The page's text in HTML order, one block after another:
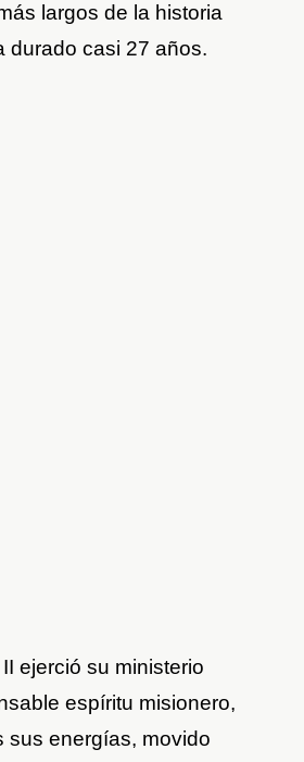
largos de la historia
durado casi 27 años.
ejerció su ministerio
espíritu misionero,
sus energías, movido